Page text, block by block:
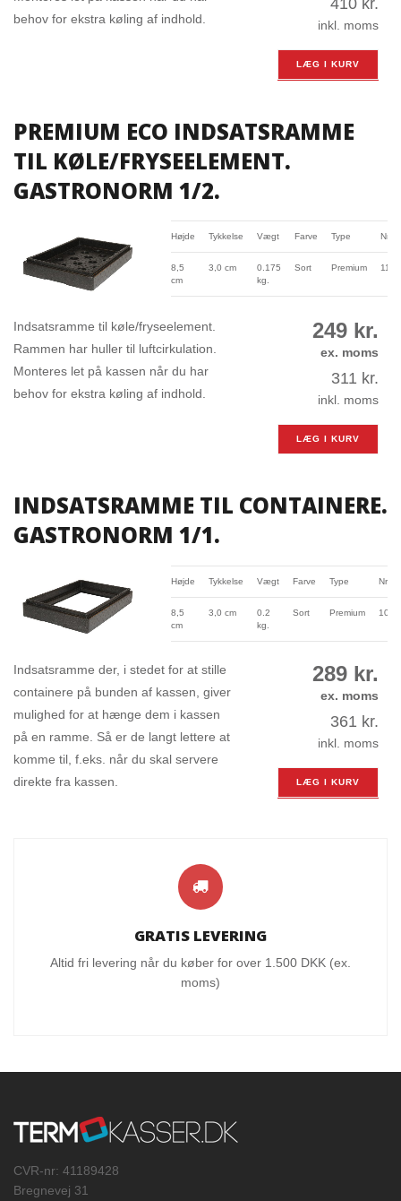
behov for ekstra køling af indhold.
410 kr.
inkl. moms
LÆG I KURV
PREMIUM ECO INDSATSRAMME
TIL KØLE/FRYSEELEMENT.
GASTRONORM 1/2.
Højde Tykkelse Vægt Farve Type Nr.
8,5
cm
3,0 cm
0.175
kg.
Sort Premium
Indsatsramme til køle/fryseelement.
Rammen har huller til luftcirkulation.
Monteres let på kassen når du har
behov for ekstra køling af indhold.
249 kr.
ex. moms
311 kr.
inkl. moms
LÆG I KURV
INDSATSRAMME TIL CONTAINERE.
GASTRONORM 1/1.
Højde Tykkelse Vægt Farve Type Nr.
8,5
cm
3,0 cm
0.2
kg.
Sort Premium
Indsatsramme der, i stedet for at stille
containere på bunden af kassen, giver
mulighed for at hænge dem i kassen
på en ramme. Så er de langt lettere at
komme til, f.eks. når du skal servere
direkte fra kassen.
289 kr.
ex. moms
361 kr.
inkl. moms
LÆG I KURV
GRATIS LEVERING
Altid fri levering når du køber for over 1.500 DKK (ex.
moms)
CVR-nr: 41189428
Bregnevej 31